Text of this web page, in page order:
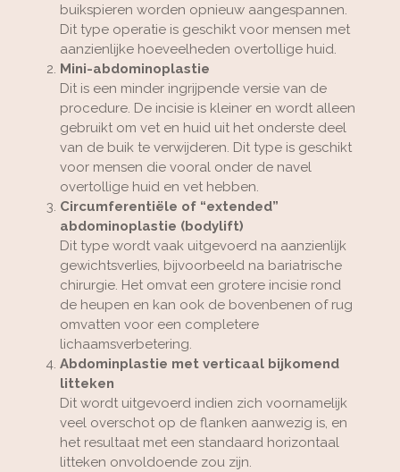
buikspieren worden opnieuw aangespannen.
Dit type operatie is geschikt voor mensen met
aanzienlijke hoeveelheden overtollige huid.
Mini-abdominoplastie
Dit is een minder ingrijpende versie van de
procedure. De incisie is kleiner en wordt alleen
gebruikt om vet en huid uit het onderste deel
van de buik te verwijderen. Dit type is geschikt
voor mensen die vooral onder de navel
overtollige huid en vet hebben.
Circumferentiële of “extended”
abdominoplastie (bodylift)
Dit type wordt vaak uitgevoerd na aanzienlijk
gewichtsverlies, bijvoorbeeld na bariatrische
chirurgie. Het omvat een grotere incisie rond
de heupen en kan ook de bovenbenen of rug
omvatten voor een completere
lichaamsverbetering.
Abdominplastie met verticaal bijkomend
litteken
Dit wordt uitgevoerd indien zich voornamelijk
veel overschot op de flanken aanwezig is, en
het resultaat met een standaard horizontaal
litteken onvoldoende zou zijn.